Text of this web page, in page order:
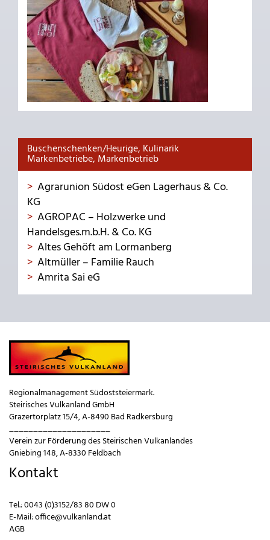
Buschenschenken/Heurige, Kulinarik
Markenbetriebe, Markenbetrieb
Agrarunion Südost eGen Lagerhaus & Co.
KG
AGROPAC – Holzwerke und
Handelsges.m.b.H. & Co. KG
Altes Gehöft am Lormanberg
Altmüller – Familie Rauch
Amrita Sai eG
Regionalmanagement Südoststeiermark.
Steirisches Vulkanland GmbH
Grazertorplatz 15/4, A-8490 Bad Radkersburg
_____________________
Verein zur Förderung des Steirischen Vulkanlandes
Gniebing 148, A-8330 Feldbach
Kontakt
Tel.:0043 (0)3152/83 80 DW 0
E-Mail:office@vulkanland.at
AGB